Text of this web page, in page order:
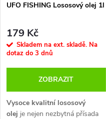
UFO FISHING Lososový olej 1l
179 Kč
Skladem na ext. skladě. Na
dotaz do 3 dnů
ZOBRAZIT
Vysoce kvalitní lososový
olej je nejen nezbytná přísada